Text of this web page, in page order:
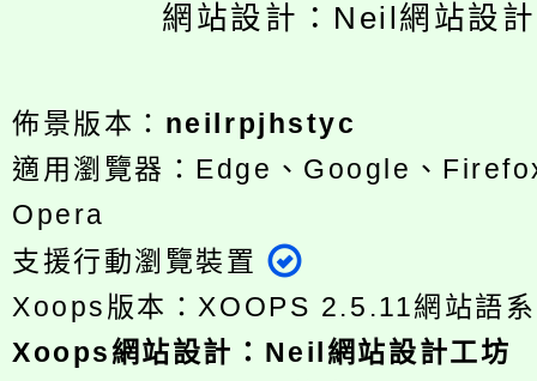
網站設計：Neil網站設
佈景版本： neilrpjhstyc
適用瀏覽器：Edge、Google、
Opera
支援行動瀏覽裝置
Xoops版本：XOOPS 2.5.11網站語
Xoops網站設計 ： Neil網站設計工坊